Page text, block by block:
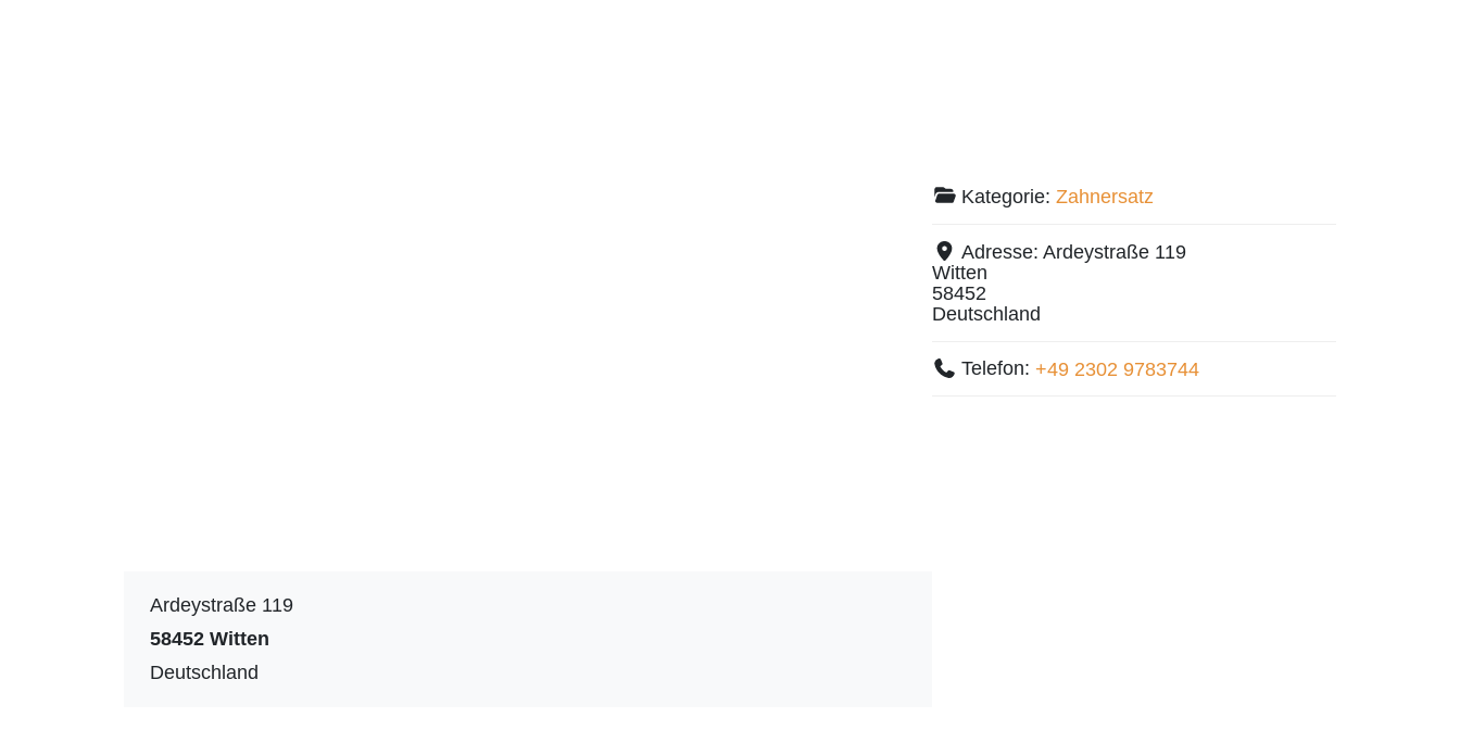
Ardeystraße 119
58452 Witten
Deutschland
Kategorie: Zahnersatz
Adresse: Ardeystraße 119
Witten
58452
Deutschland
Telefon: +49 2302 9783744